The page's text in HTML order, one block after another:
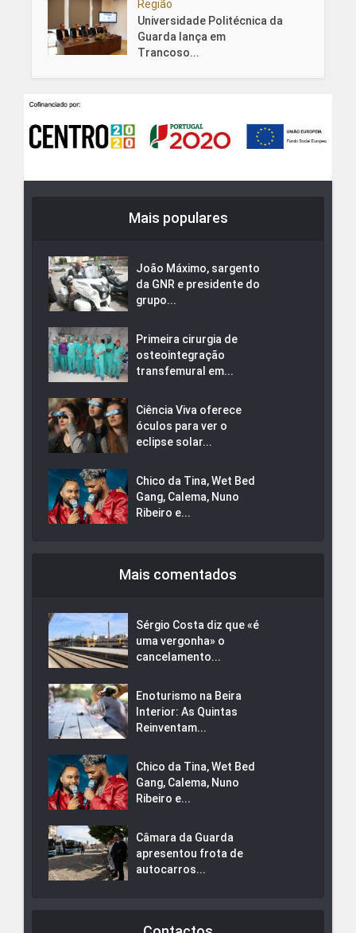
Região
Universidade Politécnica da
Guarda lança em
Trancoso...
Mais populares
João Máximo, sargento
da GNR e presidente do
grupo...
Primeira cirurgia de
osteointegração
transfemural em...
Ciência Viva oferece
óculos para ver o
eclipse solar...
Chico da Tina, Wet Bed
Gang, Calema, Nuno
Ribeiro e...
Mais comentados
Sérgio Costa diz que «é
uma vergonha» o
cancelamento...
Enoturismo na Beira
Interior: As Quintas
Reinventam...
Chico da Tina, Wet Bed
Gang, Calema, Nuno
Ribeiro e...
Câmara da Guarda
apresentou frota de
autocarros...